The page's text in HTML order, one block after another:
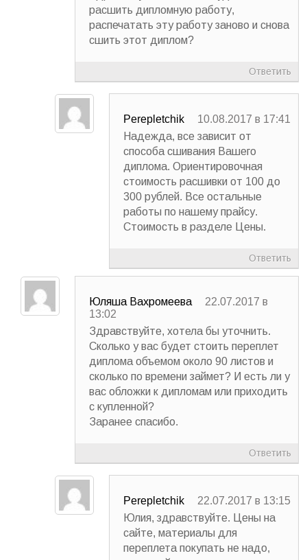
расшить дипломную работу,
распечатать эту работу заново и снова
сшить этот диплом?
Ответить
Perepletchik
10.08.2017 в 17:41
Надежда, все зависит от
способа сшивания Вашего
диплома. Ориентировочная
стоимость расшивки от 100 до
300 рублей. Все остальные
работы по нашему прайсу.
Стоимость в разделе Цены.
Ответить
Юляша Вахромеева
22.07.2017 в
13:02
Здравствуйте, хотела бы уточнить.
Сколько у вас будет стоить переплет
диплома объемом около 90 листов и
сколько по времени займет? И есть ли у
вас обложки к дипломам или приходить
с купленной?
Заранее спасибо.
Ответить
Perepletchik
22.07.2017 в 13:15
Юлия, здравствуйте. Цены на
сайте, материалы для
переплета покупать не надо,